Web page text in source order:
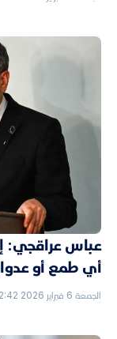
عباس عراقجي:
أي طمع أو
الجمعة 6 فبراير 2026 12:42 م